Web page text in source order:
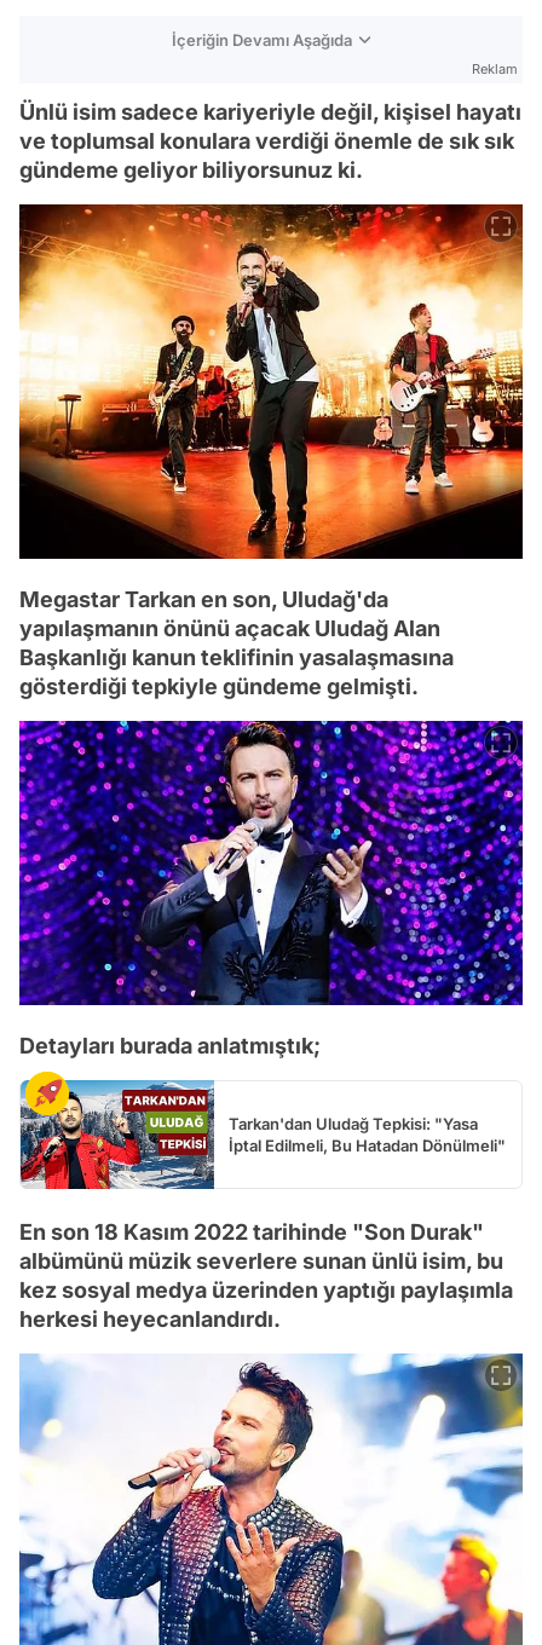
İçeriğin Devamı Aşağıda
Reklam
Ünlü isim sadece kariyeriyle değil, kişisel hayatı
ve toplumsal konulara verdiği önemle de sık sık
gündeme geliyor biliyorsunuz ki.
Megastar Tarkan en son, Uludağ'da
yapılaşmanın önünü açacak Uludağ Alan
Başkanlığı kanun teklifinin yasalaşmasına
gösterdiği tepkiyle gündeme gelmişti.
Detayları burada anlatmıştık;
Tarkan'dan Uludağ Tepkisi: "Yasa
İptal Edilmeli, Bu Hatadan Dönülmeli"
En son 18 Kasım 2022 tarihinde "Son Durak"
albümünü müzik severlere sunan ünlü isim, bu
kez sosyal medya üzerinden yaptığı paylaşımla
herkesi heyecanlandırdı.